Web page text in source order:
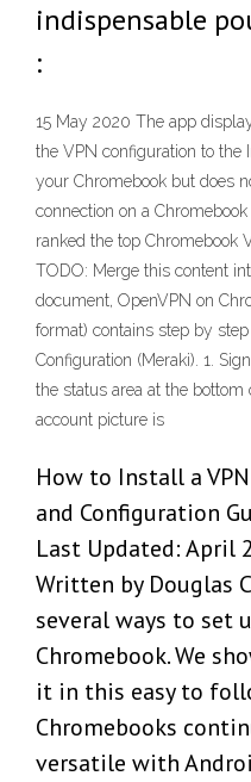
indispensable
:
15 May 2020 The app
the VPN configuration to the
your Chromebook but does
connection on a
ranked the top Chromebook
TODO: Merge this content
document, OpenVPN on
format) contains step by
Configuration (Meraki). 1.
the status area at the
account picture is
How to Install a
and Configuration
Last Updated: April
Written by Douglas
several ways to set
Chromebook. We
it in this easy to
Chromebooks
versatile with